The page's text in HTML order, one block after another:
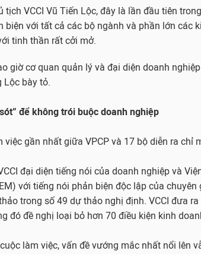
tịch VCCI Vũ Tiến Lộc, đây là lần đầu tiên
biện với tất cả các bộ ngành và phần lớn các
tinh thần rất cởi mở.
giờ cơ quan quản lý và đại diện doanh
Lộc bày tỏ.
để không trói buộc doanh nghiệp
việc gần nhất giữa VPCP và 17 bộ diễn ra chỉ
đại diện tiếng nói của doanh nghiệp và
với tiếng nói phản biện độc lập của
trong số 49 dự thảo nghị định. VCCI đưa
đó đề nghị loại bỏ hơn 70 điều kiện kinh
làm việc, vấn đề vướng mắc nhất nổi lên